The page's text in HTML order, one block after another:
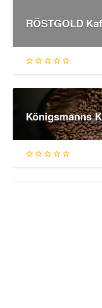
RÖSTGOLD
Königsmanns